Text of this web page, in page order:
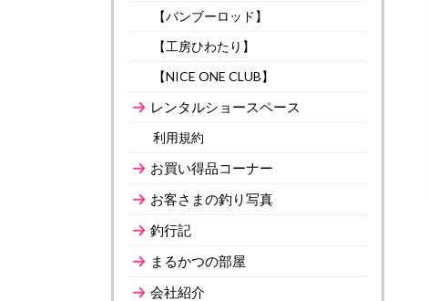
【バンブーロッド】
【工房ひわたり】
【NICE ONE CLUB】
レンタルショースペース
利用規約
お買い得品コーナー
お客さまの釣り写真
釣行記
まるかつの部屋
会社紹介